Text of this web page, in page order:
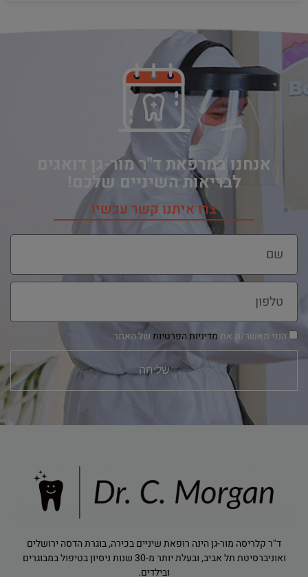
אנחנו במרפאת ד"ר מור-גן דואגים
לבריאות השיניים שלכם!
צרו איתנו קשר עכשיו
הנני מאשר/ת אתמדיניות הפרטיותשל האתר.
שליחה
ד"ר קלריסה מור-גן הינה רופאת שיניים בכירה, בוגרת הדסה ירושלים
ואוניברסיטת תל אביב, ובעלת יותר מ-30 שנות ניסיון בטיפול במבוגרים
ובילדים.